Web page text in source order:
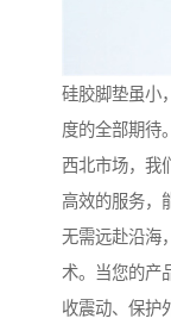
硅胶脚垫虽小
度的全部期待
西北市场，我
高效的服务，
无需远赴沿海
术。当您的产
收震动、保护